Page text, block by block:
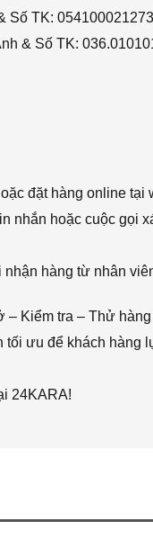
Số TK:
& Số TK:
đặt hàng online tại
nhắn hoặc cuộc gọi
hàng từ nhân
Kiểm tra – Thử hàng
tối ưu để khách hàng
24KARA!